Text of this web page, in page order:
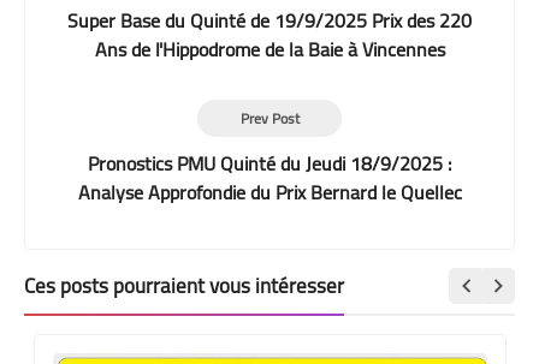
Super Base du Quinté de 19/9/2025 Prix des 220
Ans de l'Hippodrome de la Baie à Vincennes
Prev Post
Pronostics PMU Quinté du Jeudi 18/9/2025 :
Analyse Approfondie du Prix Bernard le Quellec
Ces posts pourraient vous intéresser